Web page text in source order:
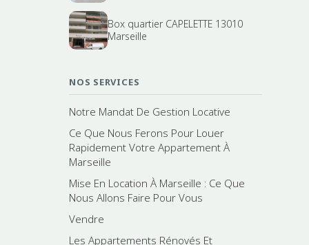
Box quartier CAPELETTE 13010
Marseille
NOS SERVICES
Notre Mandat De Gestion Locative
Ce Que Nous Ferons Pour Louer
Rapidement Votre Appartement À
Marseille
Mise En Location À Marseille : Ce Que
Nous Allons Faire Pour Vous
Vendre
Les Appartements Rénovés Et